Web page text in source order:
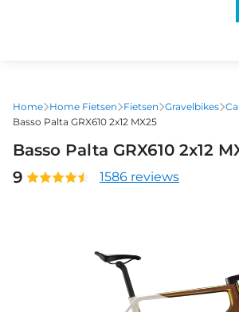
gaan
Home Home Fietsen Fietsen Gravelbikes
Basso Palta GRX610 2x12 MX25
Basso Palta GRX610 2x12
9
1586 reviews